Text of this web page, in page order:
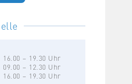
16.00 – 19.30 Uhr
09.00 – 12.30 Uhr
16.00 – 19.30 Uhr